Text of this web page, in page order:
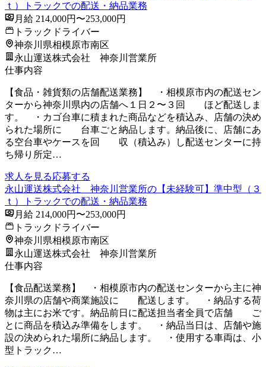
ｔ）トラックでの配送・納品業務
月給 214,000円〜253,000円
トラックドライバー
神奈川県相模原市南区
永山運送株式会社 神奈川営業所
仕事内容
【食品・雑貨類の店舗配送業務】 ・相模原市内の配送セン
ターから神奈川県内の店舗へ１日２〜３回 ほど配送しま
す。 ・カゴ台車に積まれた商品などを積込み、店舗の決め
られた場所に 台車ごと納品します。納品後に、店舗にあ
る空台車やケースを回 収（積込み）し配送センターに持
ち帰り所定…
求人を見る応募する
永山運送株式会社 神奈川営業所の【未経験可】準中型（３
ｔ）トラックでの配送・納品業務
月給 214,000円〜253,000円
トラックドライバー
神奈川県相模原市南区
永山運送株式会社 神奈川営業所
仕事内容
【食品配送業務】 ・相模原市内の配送センターから主に神
奈川県の店舗や商業施設に 配送します。 ・納品する荷
物は主にお米です。納品前日に配送担当者全員で店舗 ご
とに商品を積込み準備をします。 ・納品当日は、店舗や施
設の決められた場所に納品します。 ・使用する車両は、小
型トラック…